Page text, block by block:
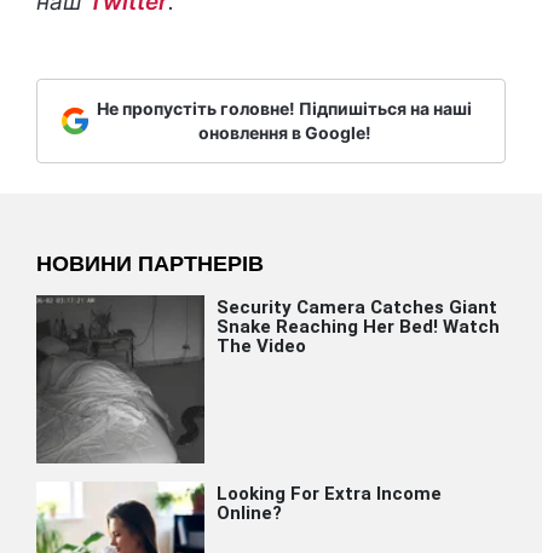
Не пропустіть головне! Підпишіться на наші
оновлення в Google!